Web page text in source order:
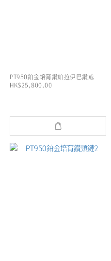
PT950鉑金培育鑽帕拉伊巴鑽戒
HK$25,800.00